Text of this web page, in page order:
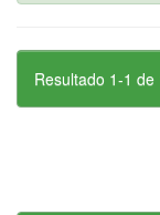
Resultado 1-1 de